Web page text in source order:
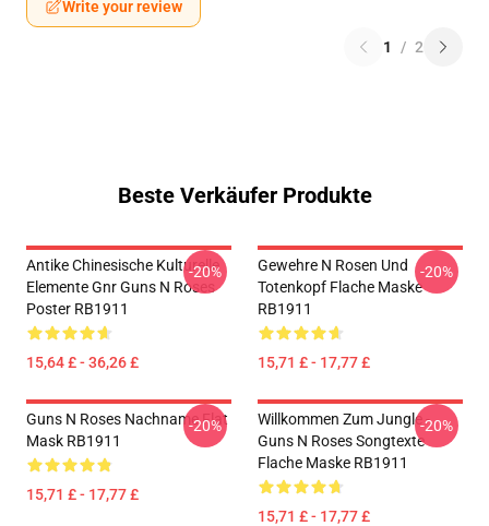
Write your review
1 / 2
Beste Verkäufer Produkte
Antike Chinesische Kulturelle
Elemente Gnr Guns N Roses
Poster RB1911
15,64 £ - 36,26 £
-20%
Gewehre N Rosen Und
Totenkopf Flache Maske
RB1911
15,71 £ - 17,77 £
-20%
Guns N Roses Nachname Flat
Mask RB1911
15,71 £ - 17,77 £
-20%
Willkommen Zum Jungle -
Guns N Roses Songtexte
Flache Maske RB1911
15,71 £ - 17,77 £
-20%